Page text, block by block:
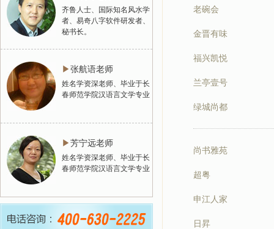
齐鲁人士、国际知名风水学
者、易奇八字软件研发者、
秘书长。
▶张航语老师
姓名学资深老师、毕业于长
春师范学院汉语言文学专业
▶芳宁远老师
姓名学资深老师、毕业于长
春师范学院汉语言文学专业
老碗会
金晋有味
福兴凯悦
兰亭壹号
绿城尚都
尚书雅苑
超粤
申江人家
日昇